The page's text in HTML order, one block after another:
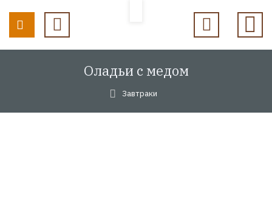
Оладьи с медом
Завтраки